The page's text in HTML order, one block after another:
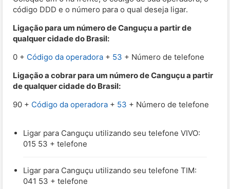
código DDD e o número para o qual deseja ligar.
Ligação para um número de Canguçu a partir de
qualquer cidade do Brasil:
0 + Código da operadora + 53 + Número de telefone
Ligação a cobrar para um número de Canguçu a partir
de qualquer cidade do Brasil:
90 + Código da operadora + 53 + Número de telefone
Ligar para Canguçu utilizando seu telefone VIVO:
015 53 + telefone
Ligar para Canguçu utilizando seu telefone TIM:
041 53 + telefone